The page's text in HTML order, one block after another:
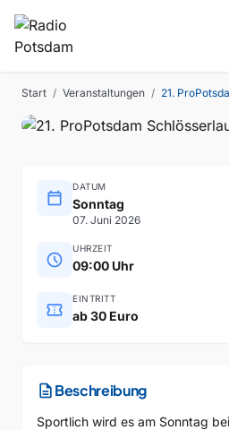
Start / Veranstaltungen / 21.
SPORT
21. ProPotsdam
calendar_today
DATUM
Sonntag
07. Juni 2026
schedule
UHRZEIT
09:00 Uhr
confirmation_number
EINTRITT
ab 30 Euro
descriptionBeschreibung
Sportlich wird es am Sonntag